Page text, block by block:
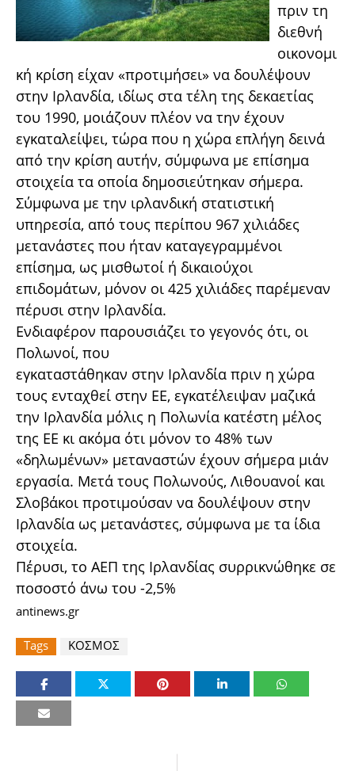
πριν τη
διεθνή
οικονομι
κή κρίση είχαν «προτιμήσει» να δουλέψουν
στην Ιρλανδία, ιδίως στα τέλη της δεκαετίας
του 1990, μοιάζουν πλέον να την έχουν
εγκαταλείψει, τώρα που η χώρα επλήγη δεινά
από την κρίση αυτήν, σύμφωνα με επίσημα
στοιχεία τα οποία δημοσιεύτηκαν σήμερα.
Σύμφωνα με την ιρλανδική στατιστική
υπηρεσία, από τους περίπου 967 χιλιάδες
μετανάστες που ήταν καταγεγραμμένοι
επίσημα, ως μισθωτοί ή δικαιούχοι
επιδομάτων, μόνον οι 425 χιλιάδες παρέμεναν
πέρυσι στην Ιρλανδία.
Ενδιαφέρον παρουσιάζει το γεγονός ότι, οι
Πολωνοί, που
εγκαταστάθηκαν στην Ιρλανδία πριν η χώρα
τους ενταχθεί στην ΕΕ, εγκατέλειψαν μαζικά
την Ιρλανδία μόλις η Πολωνία κατέστη μέλος
της ΕΕ κι ακόμα ότι μόνον το 48% των
«δηλωμένων» μεταναστών έχουν σήμερα μιάν
εργασία. Μετά τους Πολωνούς, Λιθουανοί και
Σλοβάκοι προτιμούσαν να δουλέψουν στην
Ιρλανδία ως μετανάστες, σύμφωνα με τα ίδια
στοιχεία.
Πέρυσι, το ΑΕΠ της Ιρλανδίας συρρικνώθηκε σε
ποσοστό άνω του -2,5%
antinews.gr
Tags ΚΟΣΜΟΣ